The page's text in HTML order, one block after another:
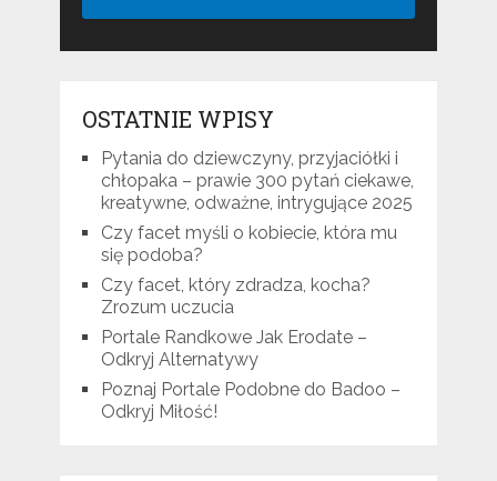
OSTATNIE WPISY
Pytania do dziewczyny, przyjaciółki i
chłopaka – prawie 300 pytań ciekawe,
kreatywne, odważne, intrygujące 2025
Czy facet myśli o kobiecie, która mu
się podoba?
Czy facet, który zdradza, kocha?
Zrozum uczucia
Portale Randkowe Jak Erodate –
Odkryj Alternatywy
Poznaj Portale Podobne do Badoo –
Odkryj Miłość!